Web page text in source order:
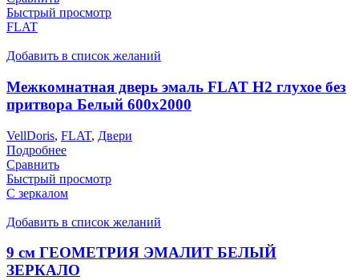
Быстрый просмотр
FLAT
Добавить в список желаний
Межкомнатная дверь эмаль FLAT H2 глухое без
притвора Белый 600х2000
VellDoris, FLAT, Двери
Подробнее
Сравнить
Быстрый просмотр
С зеркалом
Добавить в список желаний
9 см ГЕОМЕТРИЯ ЭМАЛИТ БЕЛЫЙ
ЗЕРКАЛО